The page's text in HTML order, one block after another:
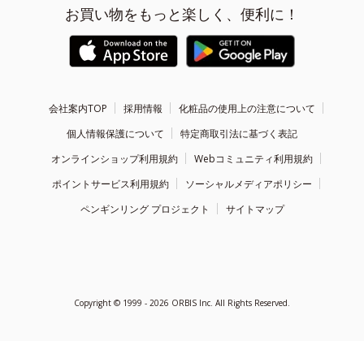
お買い物をもっと楽しく、便利に！
会社案内TOP 採用情報
化粧品の使用上の注意について
個人情報保護について
特定商取引法に基づく表記
オンラインショップ利用規約
Webコミュニティ利用規約
ポイントサービス利用規約
ソーシャルメディアポリシー
ペンギンリング プロジェクト
サイトマップ
Copyright © 1999 - 2026 ORBIS Inc. All Rights Reserved.